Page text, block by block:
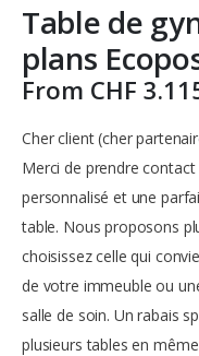
Table de
plans
From CHF
Cher client (cher
Merci de prendre
personnalisé et une
table. Nous proposons
choisissez celle qui
de votre immeuble ou
salle de soin. Un rabais
plusieurs tables en